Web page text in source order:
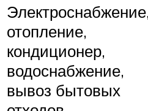
отопление,
кондиционер,
водоснабжение,
вывоз бытовых